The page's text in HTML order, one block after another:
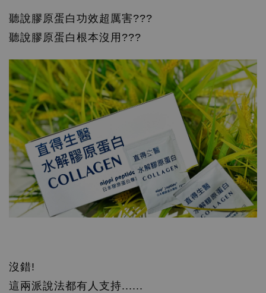
聽說膠原蛋白功效超厲害???
聽說膠原蛋白根本沒用???
沒錯!
這兩派說法都有人支持......